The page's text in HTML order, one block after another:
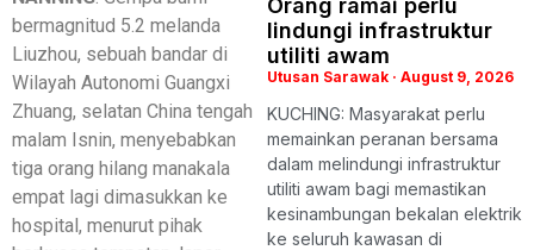
bermagnitud 5.2 melanda
Liuzhou, sebuah bandar di
Wilayah Autonomi Guangxi
Zhuang, selatan China tengah
malam Isnin, menyebabkan
tiga orang hilang manakala
empat lagi dimasukkan ke
hospital, menurut pihak
Orang ramai perlu
lindungi infrastruktur
utiliti awam
Utusan Sarawak August 9, 2026
KUCHING: Masyarakat perlu
memainkan peranan bersama
dalam melindungi infrastruktur
utiliti awam bagi memastikan
kesinambungan bekalan elektrik
ke seluruh kawasan di